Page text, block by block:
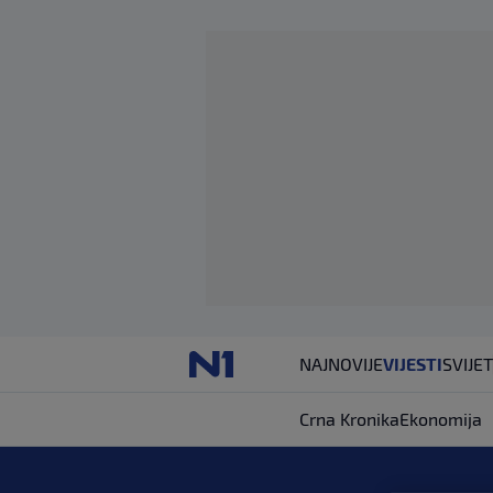
NAJNOVIJEVIJESTISVIJET
Crna KronikaEkonomija